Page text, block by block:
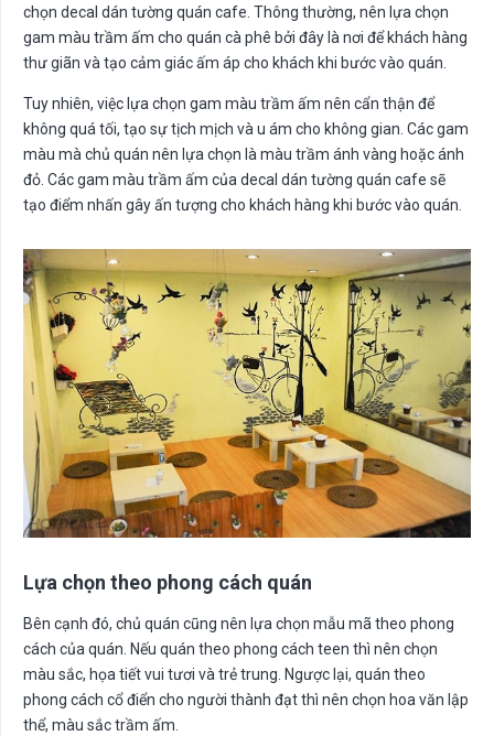
chọn decal dán tường quán cafe. Thông thường, nên lựa chọn
gam màu trầm ấm cho quán cà phê bởi đây là nơi để khách hàng
thư giãn và tạo cảm giác ấm áp cho khách khi bước vào quán.
Tuy nhiên, việc lựa chọn gam màu trầm ấm nên cẩn thận để
không quá tối, tạo sự tịch mịch và u ám cho không gian. Các gam
màu mà chủ quán nên lựa chọn là màu trầm ánh vàng hoặc ánh
đỏ. Các gam màu trầm ấm của decal dán tường quán cafe sẽ
tạo điểm nhấn gây ấn tượng cho khách hàng khi bước vào quán.
Lựa chọn theo phong cách quán
Bên cạnh đó, chủ quán cũng nên lựa chọn mẫu mã theo phong
cách của quán. Nếu quán theo phong cách teen thì nên chọn
màu sắc, họa tiết vui tươi và trẻ trung. Ngược lại, quán theo
phong cách cổ điển cho người thành đạt thì nên chọn hoa văn lập
thể, màu sắc trầm ấm.